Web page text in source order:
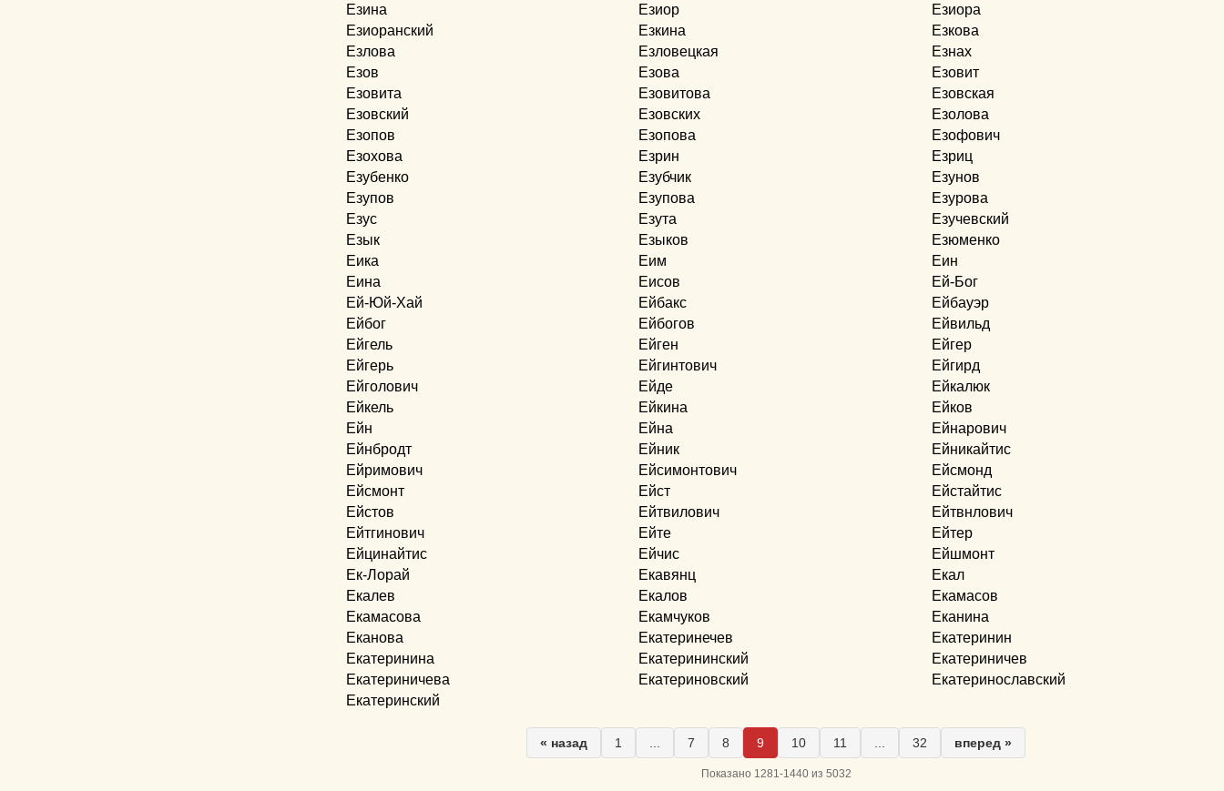
Езина
Езиор
Езиора
Езиоранский
Езкина
Езкова
Езлова
Езловецкая
Езнах
Езов
Езова
Езовит
Езовита
Езовитова
Езовская
Езовский
Езовских
Езолова
Езопов
Езопова
Езофович
Езохова
Езрин
Езриц
Езубенко
Езубчик
Езунов
Езупов
Езупова
Езурова
Езус
Езута
Езучевский
Езык
Езыков
Езюменко
Еика
Еим
Еин
Еина
Еисов
Ей-Бог
Ей-Юй-Хай
Ейбакс
Ейбауэр
Ейбог
Ейбогов
Ейвильд
Ейгель
Ейген
Ейгер
Ейгерь
Ейгинтович
Ейгирд
Ейголович
Ейде
Ейкалюк
Ейкель
Ейкина
Ейков
Ейн
Ейна
Ейнарович
Ейнбродт
Ейник
Ейникайтис
Ейримович
Ейсимонтович
Ейсмонд
Ейсмонт
Ейст
Ейстайтис
Ейстов
Ейтвилович
Ейтвнлович
Ейтгинович
Ейте
Ейтер
Ейцинайтис
Ейчис
Ейшмонт
Ек-Лорай
Екавянц
Екал
Екалев
Екалов
Екамасов
Екамасова
Екамчуков
Еканина
Еканова
Екатеринечев
Екатеринин
Екатеринина
Екатерининский
Екатериничев
Екатериничева
Екатериновский
Екатеринославский
Екатеринский
« назад 1 7 8 9 10 11 32 вперед »
Показано 1281-1440 из 5032